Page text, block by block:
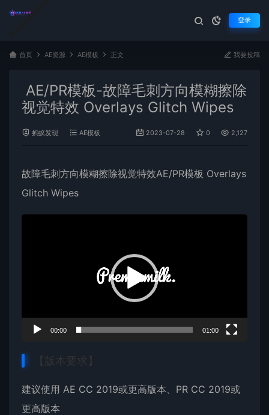
登录
首页 AE资源 AE模板 正文 我要投稿
AE/PR模板-故障毛刺方向模糊擦除
视觉特效 Overlays Glitch Wipes
蚂蚁发现 AE模板 2023-07-28 0 2,127
故障毛刺方向模糊擦除视觉特效AE/PR模板 Overlays
Glitch Wipes
00:00 01:00
【版本要求】
建议使用 AE CC 2019或更高版本、PR CC 2019或
更高版本